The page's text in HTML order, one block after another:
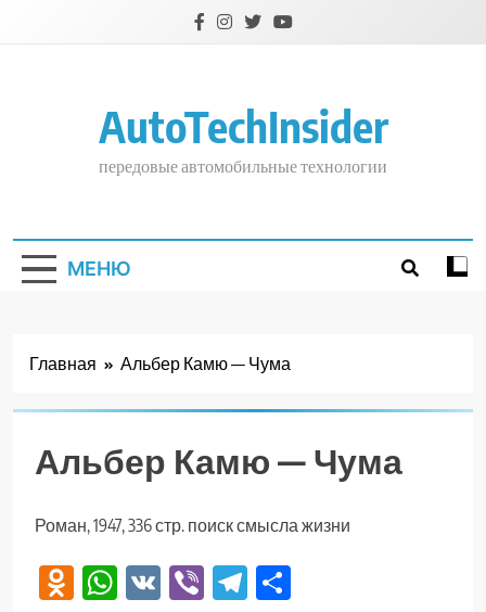
AutoTechInsider
передовые автомобильные технологии
МЕНЮ
Главная Альбер Камю — Чума
Альбер Камю — Чума
Роман, 1947, 336 стр. поиск смысла жизни
Odnoklassniki
WhatsApp
VK ViberTelegram